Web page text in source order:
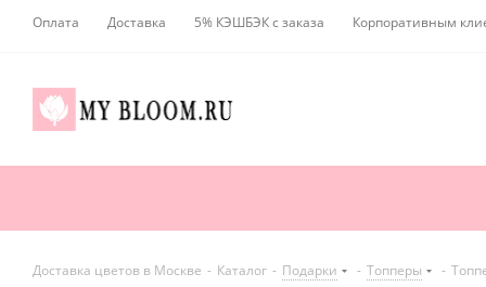
Оплата Доставка 5% КЭШБЭК с заказа Корпоративным
Доставка цветов в Москве - Каталог - Подарки - Топперы -